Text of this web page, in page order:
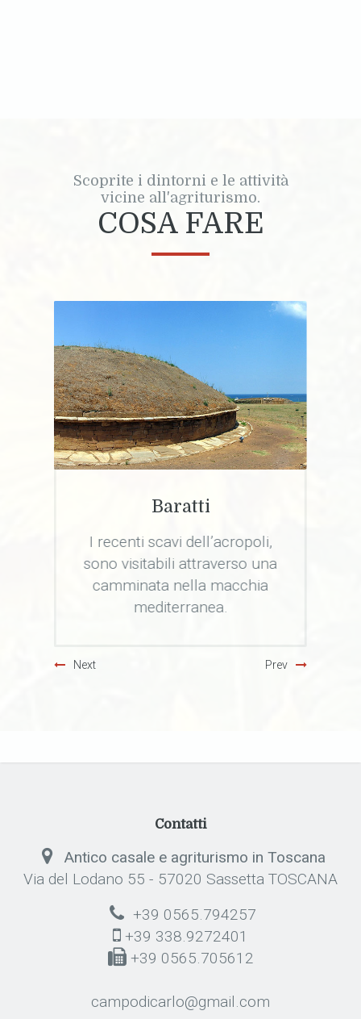
Scoprite i dintorni e le attività
vicine all'agriturismo.
COSA FARE
Borghi Toscani
Sassetta, Bolgheri,
Castagneto, Populonia,
Suvereto e Campiglia
Marittima vi affascineranno.
Next Prev
Contatti
Antico casale e agriturismo in Toscana
Via del Lodano 55 - 57020 Sassetta TOSCANA
+39 0565.794257
+39 338.9272401
+39 0565.705612
campodicarlo@gmail.com